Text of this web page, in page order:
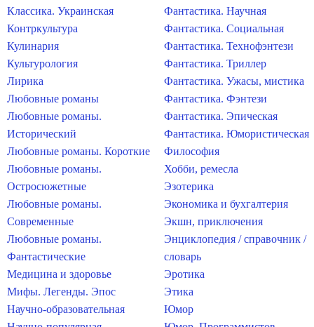
Классика. Украинская
Контркультура
Кулинария
Культурология
Лирика
Любовные романы
Любовные романы.
Исторический
Любовные романы. Короткие
Любовные романы.
Остросюжетные
Любовные романы.
Современные
Любовные романы.
Фантастические
Медицина и здоровье
Мифы. Легенды. Эпос
Научно-образовательная
Фантастика. Научная
Фантастика. Социальная
Фантастика. Технофэнтези
Фантастика. Триллер
Фантастика. Ужасы, мистика
Фантастика. Фэнтези
Фантастика. Эпическая
Фантастика. Юмористическая
Философия
Хобби, ремесла
Эзотерика
Экономика и бухгалтерия
Экшн, приключения
Энциклопедия / справочник /
словарь
Эротика
Этика
Юмор